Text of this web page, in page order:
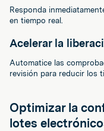
Responda
en tiempo real.
Acelerar la
Automatice las
revisión para reducir los
Optimizar la
lotes